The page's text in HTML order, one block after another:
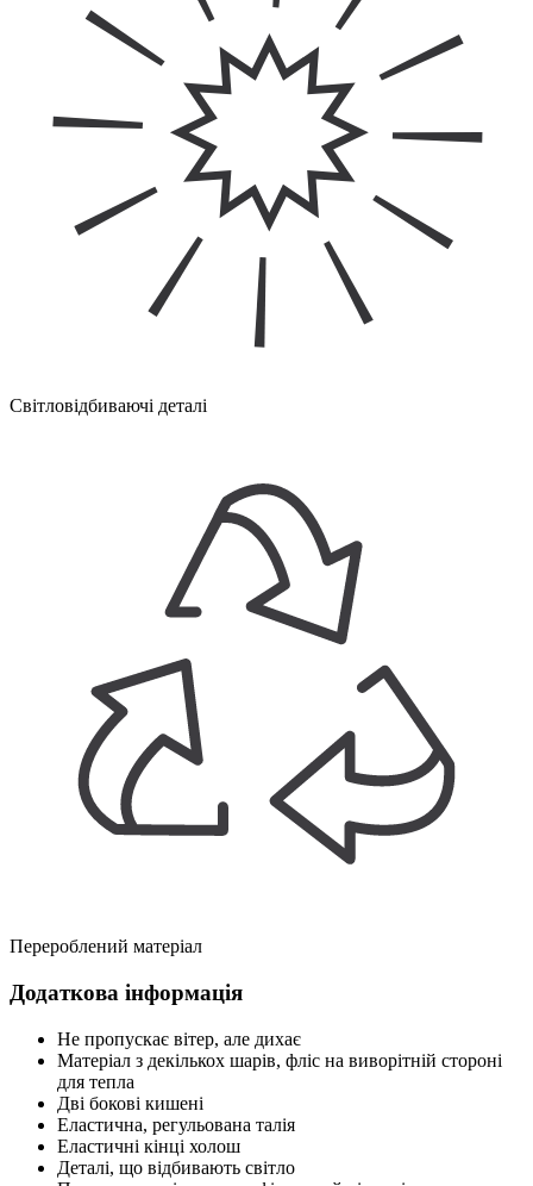
Світловідбиваючі деталі
Перероблений матеріал
Додаткова інформація
Не пропускає вітер, але дихає
Матеріал з декількох шарів, фліс на виворітній стороні
для тепла
Дві бокові кишені
Еластична, регульована талія
Еластичні кінці холош
Деталі, що відбивають світло